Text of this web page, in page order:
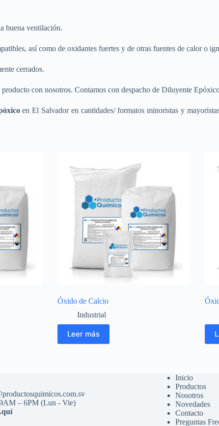
buena ventilación.
así como de oxidantes fuertes y de otras fuentes de calor o
cerrados.
con nosotros. Contamos con despacho de Diluyente
en El Salvador en cantidades/ formatos minoristas y
Óxido de Calcio
Industrial
Leer más
– 6PM (Lun - Vie)
Inicio
Productos
Nosotros
Novedades
Contacto
Preguntas